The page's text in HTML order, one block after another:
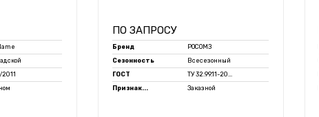
ПО ЗАПРОСУ
Бренд
РОСОМЗ
Сезонность
Всесезонный
ГОСТ
ТУ 32.99.11-20...
Признак...
Заказной